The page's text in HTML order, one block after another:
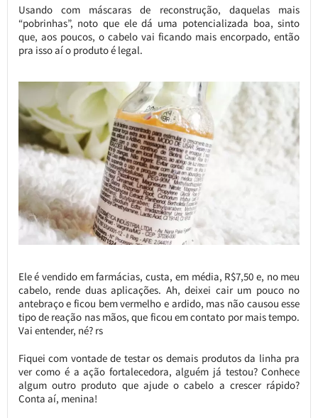
Usando com máscaras de reconstrução, daquelas mais
“pobrinhas”, noto que ele dá uma potencializada boa, sinto
que, aos poucos, o cabelo vai ficando mais encorpado, então
pra isso aí o produto é legal.
Ele é vendido em farmácias, custa, em média, R$7,50 e, no meu
cabelo, rende duas aplicações. Ah, deixei cair um pouco no
antebraço e ficou bem vermelho e ardido, mas não causou esse
tipo de reação nas mãos, que ficou em contato por mais tempo.
Vai entender, né? rs
Fiquei com vontade de testar os demais produtos da linha pra
ver como é a ação fortalecedora, alguém já testou? Conhece
algum outro produto que ajude o cabelo a crescer rápido?
Conta aí, menina!